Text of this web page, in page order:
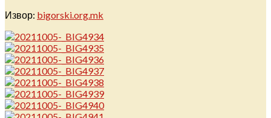
Извор: bigorski.org.mk